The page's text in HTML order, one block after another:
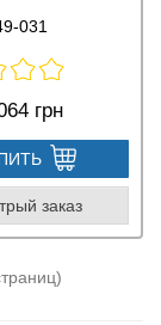
031
грн
заказ